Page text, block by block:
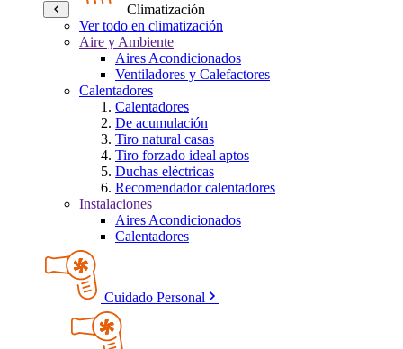
Climatización
Ver todo en climatización
Aire y Ambiente
Aires Acondicionados
Ventiladores y Calefactores
Calentadores
Calentadores
De acumulación
Tiro natural casas
Tiro forzado ideal aptos
Duchas eléctricas
Recomendador calentadores
Instalaciones
Aires Acondicionados
Calentadores
Cuidado Personal